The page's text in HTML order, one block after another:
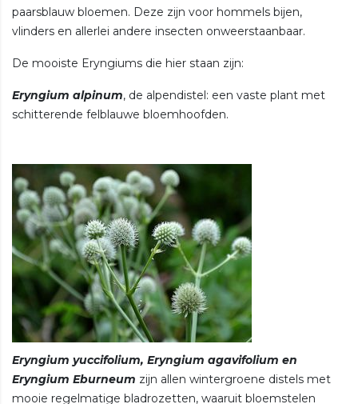
paarsblauw bloemen. Deze zijn voor hommels bijen,
vlinders en allerlei andere insecten onweerstaanbaar.
De mooiste Eryngiums die hier staan zijn:
Eryngium alpinum, de alpendistel: een vaste plant met
schitterende felblauwe bloemhoofden.
Eryngium yuccifolium, Eryngium agavifolium en
Eryngium Eburneum zijn allen wintergroene distels met
mooie regelmatige bladrozetten, waaruit bloemstelen